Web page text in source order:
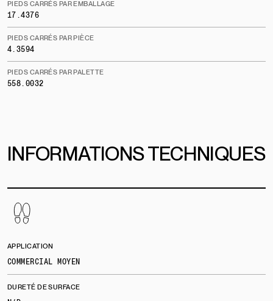
PIEDS CARRÉS PAR EMBALLAGE
17.4376
PIEDS CARRÉS PAR PIÈCE
4.3594
PIEDS CARRÉS PAR PALETTE
558.0032
INFORMATIONS TECHNIQUES
APPLICATION
COMMERCIAL MOYEN
DURETÉ DE SURFACE